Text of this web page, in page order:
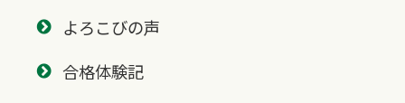
よろこびの声
合格体験記